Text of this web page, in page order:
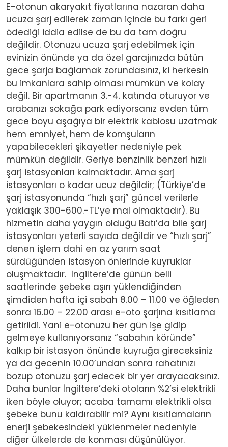
E-otonun akaryakıt fiyatlarına nazaran daha
ucuza şarj edilerek zaman içinde bu farkı geri
ödediği iddia edilse de bu da tam doğru
değildir. Otonuzu ucuza şarj edebilmek için
evinizin önünde ya da özel garajınızda bütün
gece şarja bağlamak zorundasınız, ki herkesin
bu imkanlara sahip olması mümkün ve kolay
değil. Bir apartmanın 3.-4. katında oturuyor ve
arabanızı sokağa park ediyorsanız evden tüm
gece boyu aşağıya bir elektrik kablosu uzatmak
hem emniyet, hem de komşuların
yapabilecekleri şikayetler nedeniyle pek
mümkün değildir. Geriye benzinlik benzeri hızlı
şarj istasyonları kalmaktadır. Ama şarj
istasyonları o kadar ucuz değildir; (Türkiye’de
şarj istasyonunda “hızlı şarj” güncel verilerle
yaklaşık 300-600.-TL’ye mal olmaktadır). Bu
hizmetin daha yaygın olduğu Batı’da bile şarj
istasyonları yeterli sayıda değildir ve “hızlı şarj”
denen işlem dahi en az yarım saat
sürdüğünden istasyon önlerinde kuyruklar
oluşmaktadır. İngiltere’de günün belli
saatlerinde şebeke aşırı yüklendiğinden
şimdiden hafta içi sabah 8.00 – 11.00 ve öğleden
sonra 16.00 – 22.00 arası e-oto şarjına kısıtlama
getirildi. Yani e-otonuzu her gün işe gidip
gelmeye kullanıyorsanız “sabahın köründe”
kalkıp bir istasyon önünde kuyruğa gireceksiniz
ya da gecenin 10.00’undan sonra rahatınızı
bozup otonuzu şarj edecek bir yer arayacaksınız.
Daha bunlar İngiltere’deki otoların %2’si elektrikli
iken böyle oluyor; acaba tamamı elektrikli olsa
şebeke bunu kaldırabilir mi? Aynı kısıtlamaların
enerji şebekesindeki yüklenmeler nedeniyle
diğer ülkelerde de konması düşünülüyor.